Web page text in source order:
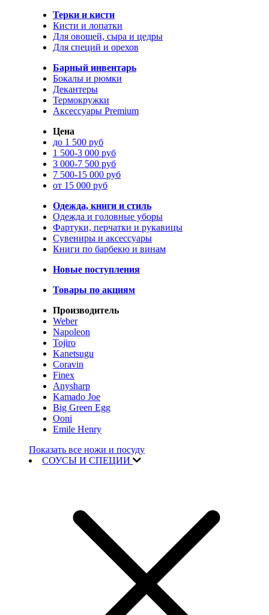
Терки и кисти
Кисти и лопатки
Для овощей, сыра и цедры
Для специй и орехов
Барный инвентарь
Бокалы и рюмки
Декантеры
Термокружки
Аксессуары Premium
Цена
до 1 500 руб
1 500-3 000 руб
3 000-7 500 руб
7 500-15 000 руб
от 15 000 руб
Одежда, книги и стиль
Одежда и головные уборы
Фартуки, перчатки и рукавицы
Сувениры и аксессуары
Книги по барбекю и винам
Новые поступления
Товары по акциям
Производитель
Weber
Napoleon
Tojiro
Kanetsugu
Coravin
Finex
Anysharp
Kamado Joe
Big Green Egg
Ooni
Emile Henry
Показать все ножи и посуду
СОУСЫ И СПЕЦИИ